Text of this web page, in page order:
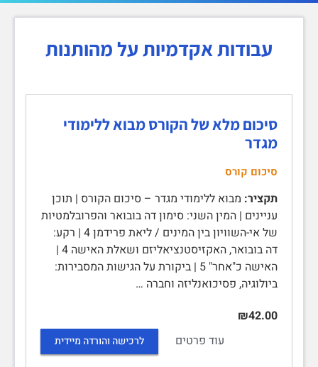
עבודות אקדמיות על מהותנות
סיכום מלא של הקורס מבוא ללימודי
מגדר
סיכום קורס
תקציר: מבוא ללימודי מגדר – סיכום הקורס | תוכן
עניינים | המין השני: סימון דה בובואר והפרובלמטיות
של אי-השוויון בין המינים / ליאת פרידמן 4 | רקע:
דה בובואר, האקזיסטנציאליזם ושאלת האישה 4 |
האישה כ"אחר" 5 | ביקורת על הגישות המסבירות:
ביולוגיה, פסיכואנליזה וחברה …
₪42.00
עוד פרטים
לרכישה והורדה מיידית